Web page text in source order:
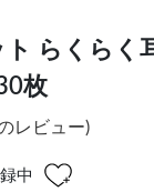
らくらく
枚
レビュー)
中